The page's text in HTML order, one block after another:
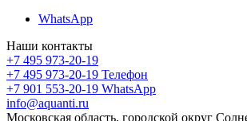
WhatsApp
Наши контакты
+7 495 973-20-19
+7 495 973-20-19 Телефон
+7 901 553-20-19 WhatsApp
info@aquanti.ru
Московская область, городской округ